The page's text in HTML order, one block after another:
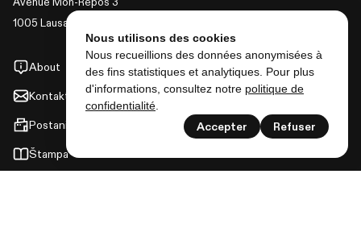
1005 Lausanne
About
Kontakt
Postani član
Štampa
Nous utilisons des cookies
Nous recueillions des données anonymisées à
des fins statistiques et analytiques. Pour plus
d'informations, consultez notre politique de
confidentialité
Accepter Refuser